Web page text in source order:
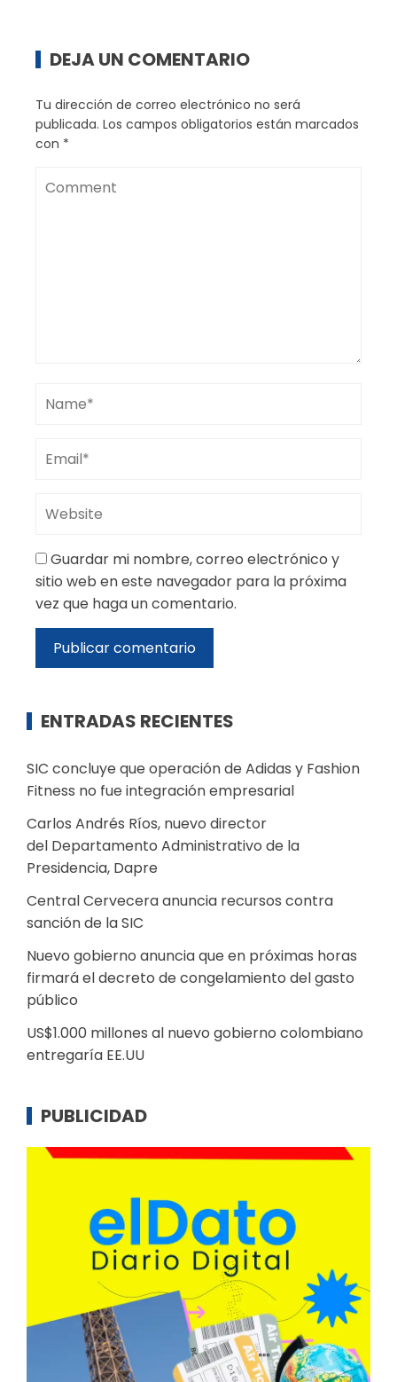
DEJA UN COMENTARIO
Tu dirección de correo electrónico no será
publicada. Los campos obligatorios están marcados
con *
Guardar mi nombre, correo electrónico y
sitio web en este navegador para la próxima
vez que haga un comentario.
ENTRADAS RECIENTES
SIC concluye que operación de Adidas y Fashion
Fitness no fue integración empresarial
Carlos Andrés Ríos, nuevo director
del Departamento Administrativo de la
Presidencia, Dapre
Central Cervecera anuncia recursos contra
sanción de la SIC
Nuevo gobierno anuncia que en próximas horas
firmará el decreto de congelamiento del gasto
público
US$1.000 millones al nuevo gobierno colombiano
entregaría EE.UU
PUBLICIDAD